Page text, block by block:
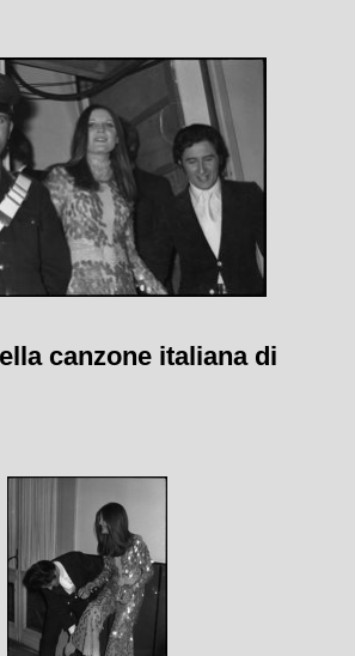
canzone italiana di